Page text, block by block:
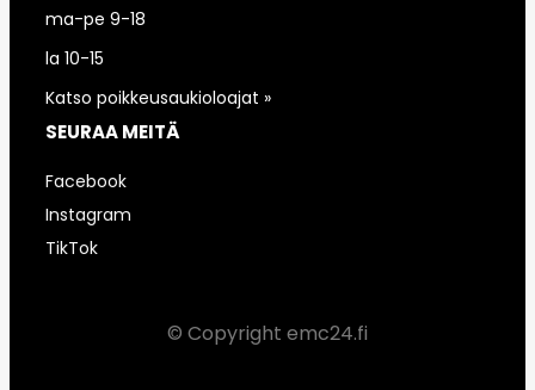
ma-pe 9-18
la 10-15
Katso poikkeusaukioloajat »
SEURAA MEITÄ
Facebook
Instagram
TikTok
© Copyright emc24.fi